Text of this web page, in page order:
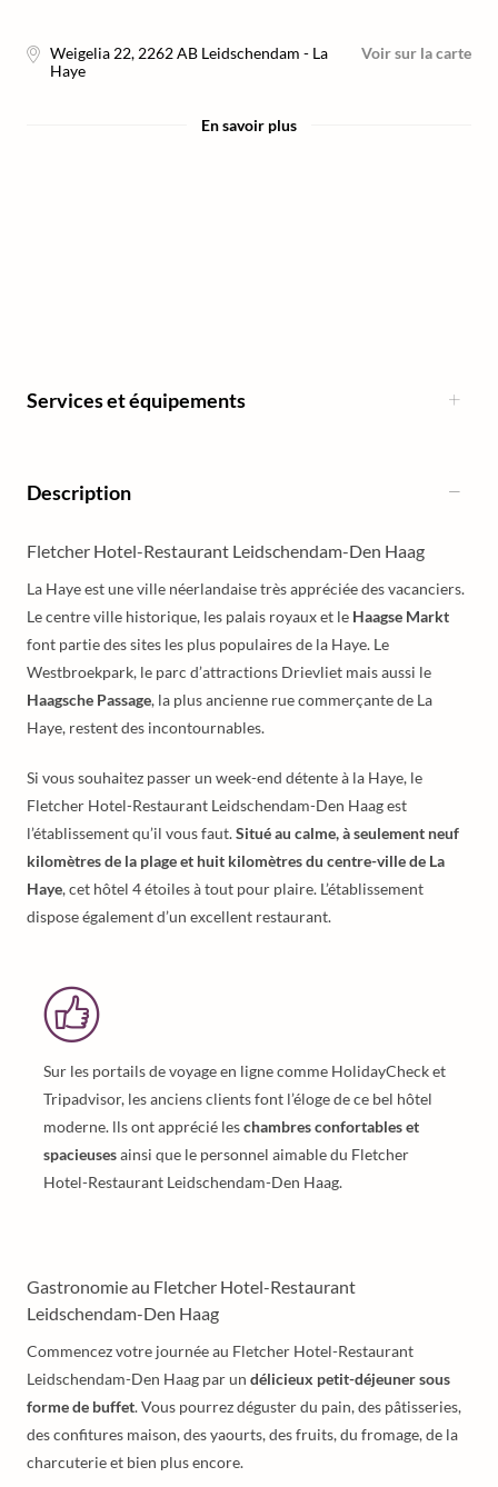
Weigelia 22, 2262 AB Leidschendam - La
Haye
Voir sur la carte
En savoir plus
Services et équipements
Description
Fletcher Hotel-Restaurant Leidschendam-Den Haag
La Haye est une ville néerlandaise très appréciée des vacanciers.
Le centre ville historique, les palais royaux et le Haagse Markt
font partie des sites les plus populaires de la Haye. Le
Westbroekpark, le parc d’attractions Drievliet mais aussi le
Haagsche Passage, la plus ancienne rue commerçante de La
Haye, restent des incontournables.
Si vous souhaitez passer un week-end détente à la Haye, le
Fletcher Hotel-Restaurant Leidschendam-Den Haag est
l’établissement qu’il vous faut.Situé au calme, à seulement neuf
kilomètres de la plage et huit kilomètres du centre-ville de La
Haye, cet hôtel 4 étoiles à tout pour plaire. L’établissement
dispose également d’un excellent restaurant.
Sur les portails de voyage en ligne comme HolidayCheck et
Tripadvisor, les anciens clients font l’éloge de ce bel hôtel
moderne. lls ont apprécié leschambres confortables et
spacieusesainsi que le personnel aimable du Fletcher
Hotel-Restaurant Leidschendam-Den Haag.
Gastronomie au Fletcher Hotel-Restaurant
Leidschendam-Den Haag
Commencez votre journée au Fletcher Hotel-Restaurant
Leidschendam-Den Haag par un délicieux petit-déjeuner sous
forme de buffet. Vous pourrez déguster du pain, des pâtisseries,
des confitures maison, des yaourts, des fruits, du fromage, de la
charcuterie et bien plus encore.